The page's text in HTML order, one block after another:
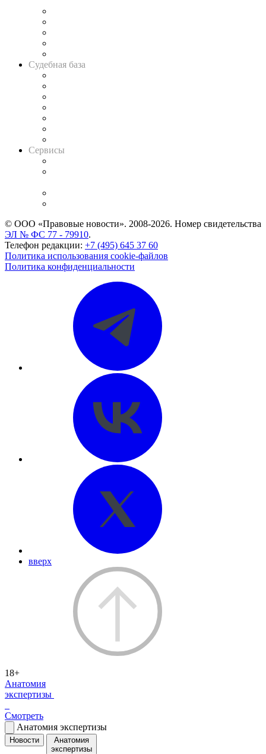
Судебная база
Сервисы
© ООО «Правовые новости». 2008-2026. Номер свидетельства
ЭЛ № ФС 77 - 79910.
Телефон редакции: +7 (495) 645 37 60
Политика использования cookie-файлов
Политика конфиденциальности
вверх
18+
Анатомия
экспертизы
Смотреть
Анатомия экспертизы
Новости
Анатомия
экспертизы